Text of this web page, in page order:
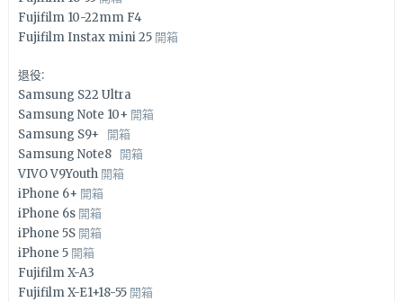
Fujifilm 10-22mm F4
Fujifilm Instax mini 25 開箱
退役:
Samsung S22 Ultra
Samsung Note 10+ 開箱
Samsung S9+ 開箱
Samsung Note8 開箱
VIVO V9Youth 開箱
iPhone 6+ 開箱
iPhone 6s 開箱
iPhone 5S 開箱
iPhone 5 開箱
Fujifilm X-A3
Fujifilm X-E1+18-55 開箱